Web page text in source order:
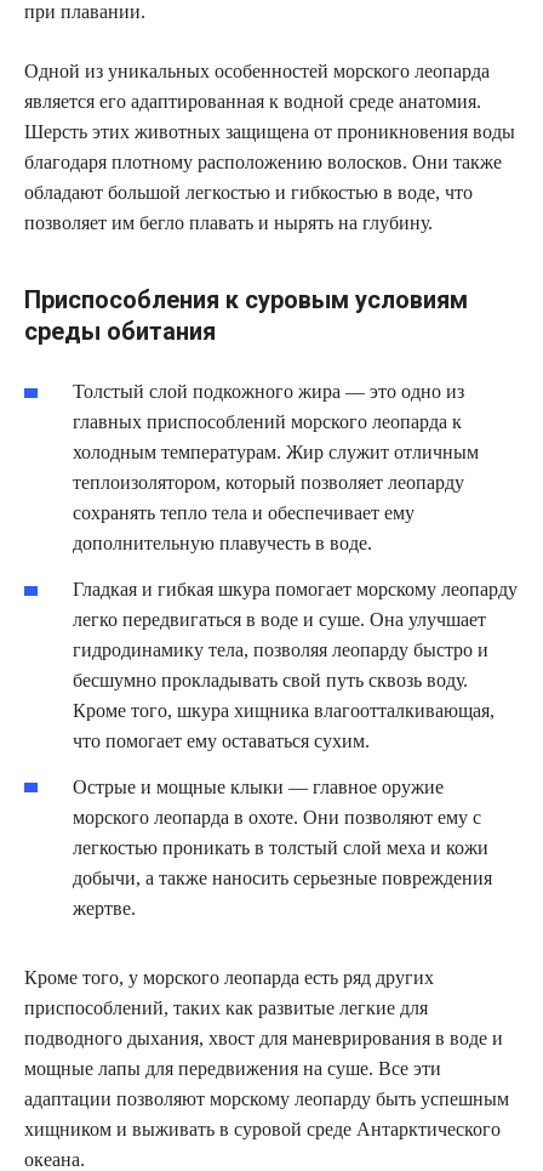
при плавании.
Одной из уникальных особенностей морского леопарда
является его адаптированная к водной среде анатомия.
Шерсть этих животных защищена от проникновения воды
благодаря плотному расположению волосков. Они также
обладают большой легкостью и гибкостью в воде, что
позволяет им бегло плавать и нырять на глубину.
Приспособления к суровым условиям
среды обитания
Толстый слой подкожного жира — это одно из
главных приспособлений морского леопарда к
холодным температурам. Жир служит отличным
теплоизолятором, который позволяет леопарду
сохранять тепло тела и обеспечивает ему
дополнительную плавучесть в воде.
Гладкая и гибкая шкура помогает морскому леопарду
легко передвигаться в воде и суше. Она улучшает
гидродинамику тела, позволяя леопарду быстро и
бесшумно прокладывать свой путь сквозь воду.
Кроме того, шкура хищника влагоотталкивающая,
что помогает ему оставаться сухим.
Острые и мощные клыки — главное оружие
морского леопарда в охоте. Они позволяют ему с
легкостью проникать в толстый слой меха и кожи
добычи, а также наносить серьезные повреждения
жертве.
Кроме того, у морского леопарда есть ряд других
приспособлений, таких как развитые легкие для
подводного дыхания, хвост для маневрирования в воде и
мощные лапы для передвижения на суше. Все эти
адаптации позволяют морскому леопарду быть успешным
хищником и выживать в суровой среде Антарктического
океана.